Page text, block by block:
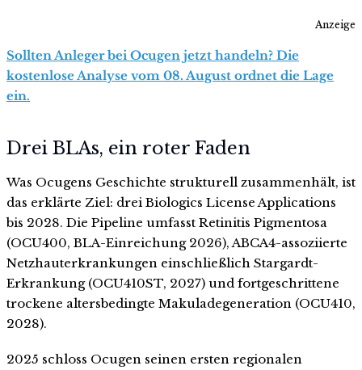
Anzeige
Sollten Anleger bei Ocugen jetzt handeln? Die
kostenlose Analyse vom 08. August ordnet die Lage
ein.
Drei BLAs, ein roter Faden
Was Ocugens Geschichte strukturell zusammenhält, ist
das erklärte Ziel: drei Biologics License Applications
bis 2028. Die Pipeline umfasst Retinitis Pigmentosa
(OCU400, BLA-Einreichung 2026), ABCA4-assoziierte
Netzhauterkrankungen einschließlich Stargardt-
Erkrankung (OCU410ST, 2027) und fortgeschrittene
trockene altersbedingte Makuladegeneration (OCU410,
2028).
2025 schloss Ocugen seinen ersten regionalen